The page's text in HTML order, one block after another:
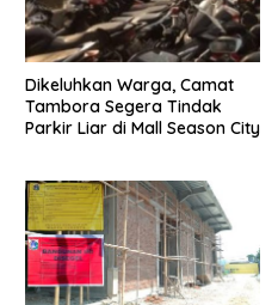
Dikeluhkan Warga, Camat
Tambora Segera Tindak
Parkir Liar di Mall Season City